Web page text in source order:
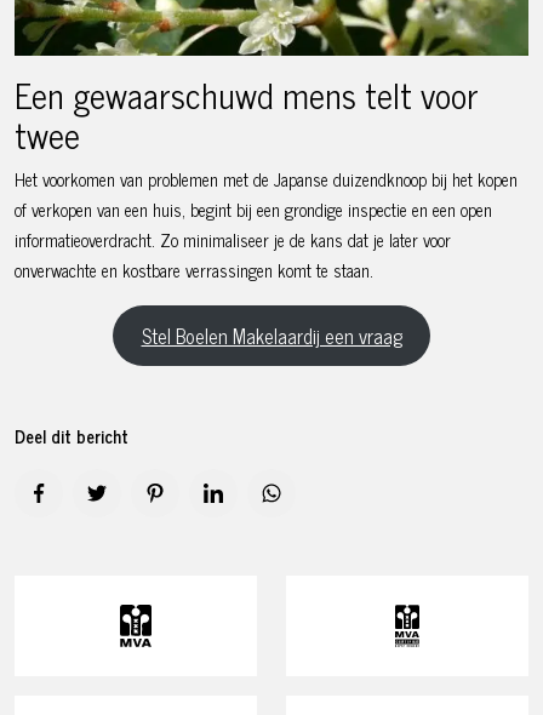
Een gewaarschuwd mens telt voor
twee
Het voorkomen van problemen met de Japanse duizendknoop bij het kopen
of verkopen van een huis, begint bij een grondige inspectie en een open
informatieoverdracht. Zo minimaliseer je de kans dat je later voor
onverwachte en kostbare verrassingen komt te staan.
Stel Boelen Makelaardij een vraag
Deel dit bericht